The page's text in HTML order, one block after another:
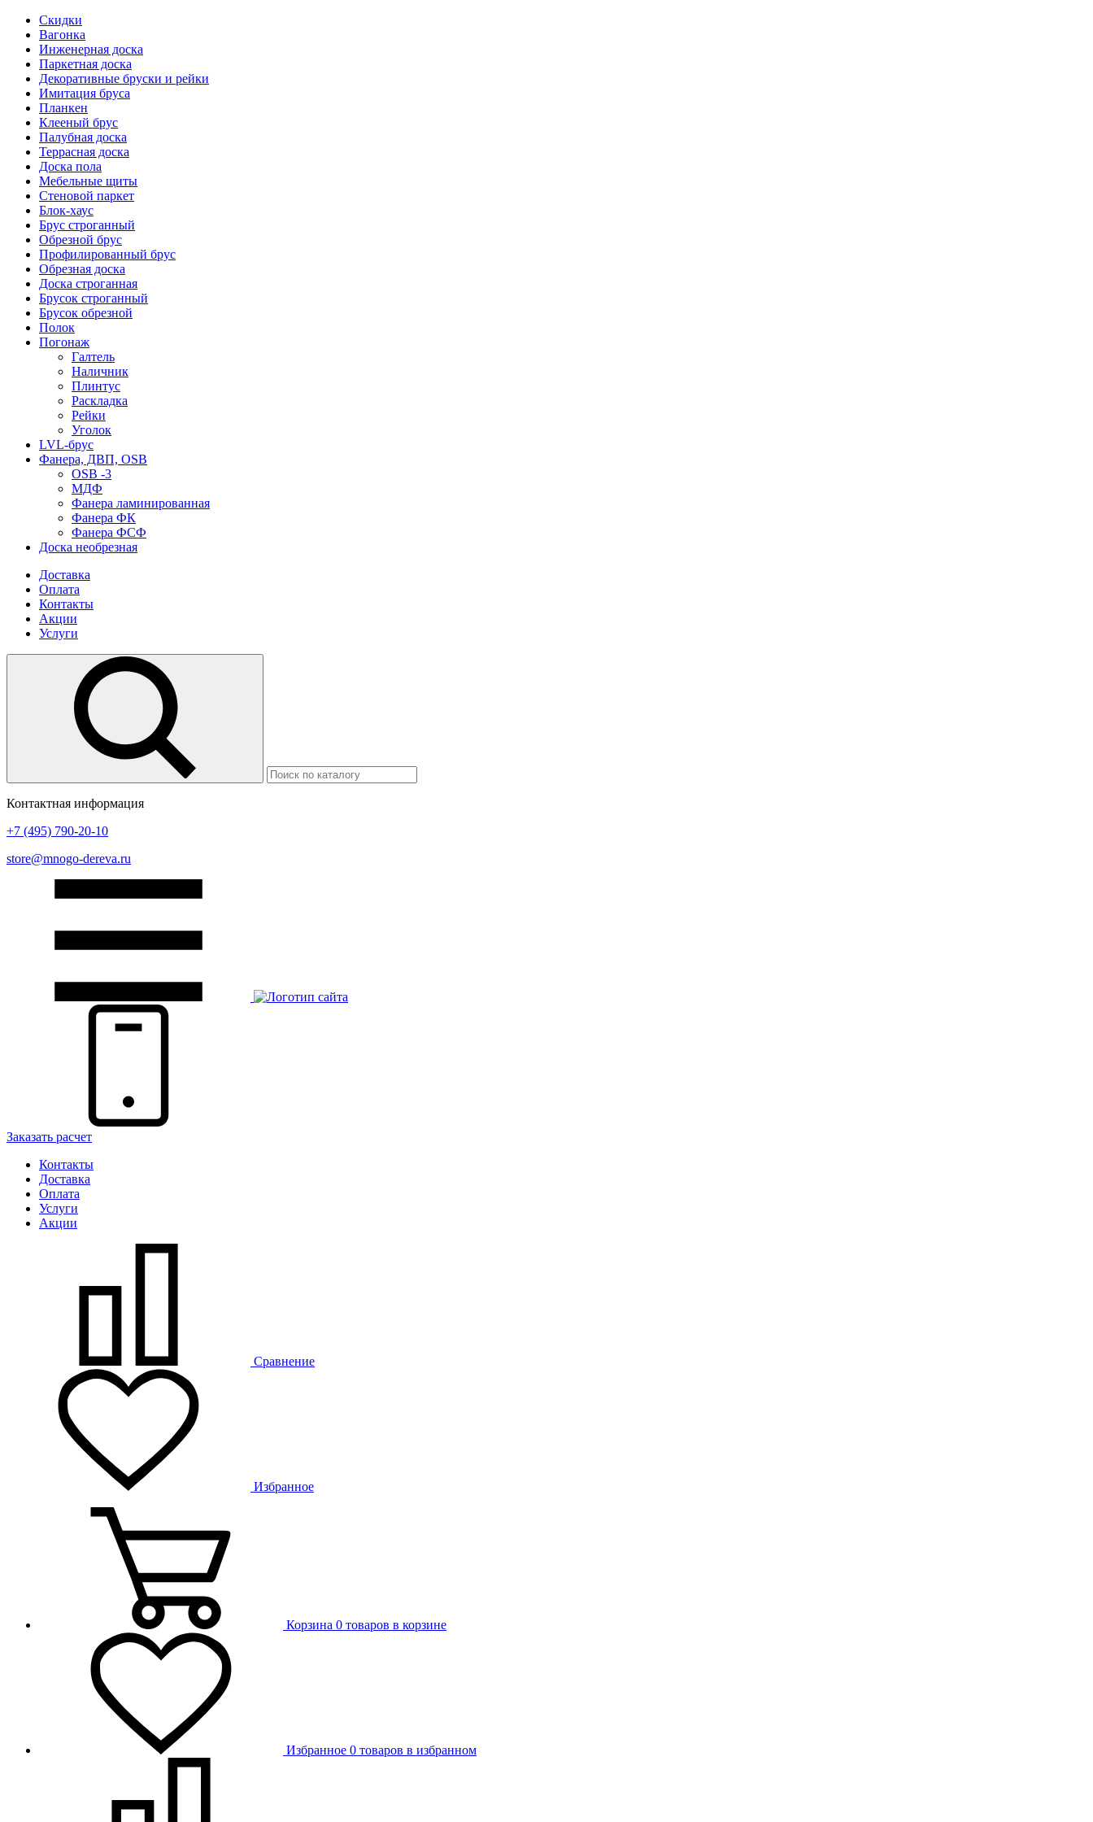
Скидки
Вагонка
Инженерная доска
Паркетная доска
Декоративные бруски и рейки
Имитация бруса
Планкен
Клееный брус
Палубная доска
Террасная доска
Доска пола
Мебельные щиты
Стеновой паркет
Блок-хаус
Брус строганный
Обрезной брус
Профилированный брус
Обрезная доска
Доска строганная
Брусок строганный
Брусок обрезной
Полок
Погонаж
Галтель
Наличник
Плинтус
Раскладка
Рейки
Уголок
LVL-брус
Фанера, ДВП, OSB
OSB -3
МДФ
Фанера ламинированная
Фанера ФК
Фанера ФСФ
Доска необрезная
Доставка
Оплата
Контакты
Акции
Услуги
Контактная информация
+7 (495) 790-20-10
store@mnogo-dereva.ru
Заказать расчет
Контакты
Доставка
Оплата
Услуги
Акции
Сравнение
Избранное
Корзина 0 товаров в корзине
Избранное 0 товаров в избранном